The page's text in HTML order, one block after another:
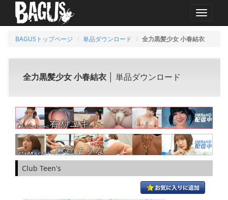
MENU
BAGUSトップページ 単品ダウンロード 全力黒髪少女 小春結衣
全力黒髪少女 小春結衣 │ 単品ダウンロード
Club Teen's